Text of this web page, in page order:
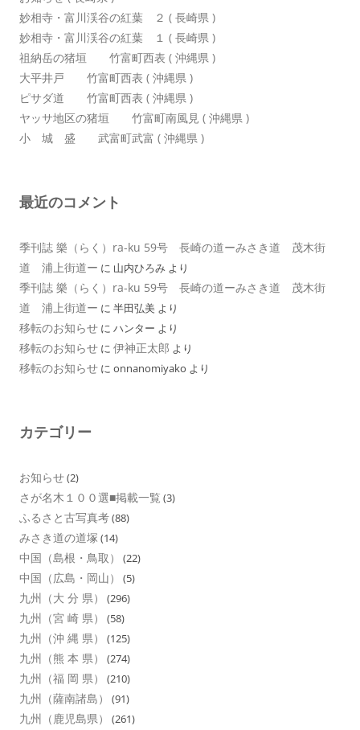
妙相寺・富川渓谷の紅葉 ２ ( 長崎県 )
妙相寺・富川渓谷の紅葉 １ ( 長崎県 )
祖納岳の猪垣 竹富町西表 ( 沖縄県 )
大平井戸 竹富町西表 ( 沖縄県 )
ピサダ道 竹富町西表 ( 沖縄県 )
ヤッサ地区の猪垣 竹富町南風見 ( 沖縄県 )
小 城 盛 武富町武富 ( 沖縄県 )
最近のコメント
季刊誌 樂（らく）ra-ku 59号 長崎の道ーみさき道 茂木街
道 浦上街道ー に 山内ひろみ より
季刊誌 樂（らく）ra-ku 59号 長崎の道ーみさき道 茂木街
道 浦上街道ー に 半田弘美 より
移転のお知らせ に ハンター より
移転のお知らせ に 伊神正太郎 より
移転のお知らせ に onnanomiyako より
カテゴリー
お知らせ(2)
さが名木１００選■掲載一覧 (3)
ふるさと古写真考(88)
みさき道の道塚 (14)
中国（島根・鳥取） (22)
中国（広島・岡山） (5)
九州（大 分 県） (296)
九州（宮 崎 県） (58)
九州（沖 縄 県） (125)
九州（熊 本 県） (274)
九州（福 岡 県） (210)
九州（薩南諸島） (91)
九州（鹿児島県） (261)